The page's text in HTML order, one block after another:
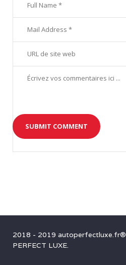
2018 - 2019 autoperfectluxe.fr®
PERFECT LUXE